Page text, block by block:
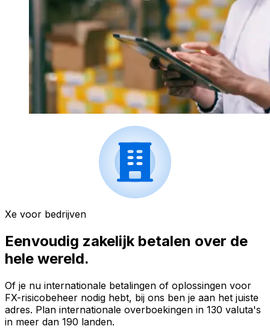
Xe voor bedrijven
Eenvoudig zakelijk betalen over de
hele wereld.
Of je nu internationale betalingen of oplossingen voor
FX-risicobeheer nodig hebt, bij ons ben je aan het juiste
adres. Plan internationale overboekingen in 130 valuta's
in meer dan 190 landen.